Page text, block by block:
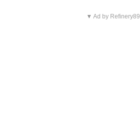
▼ Ad by Refinery89